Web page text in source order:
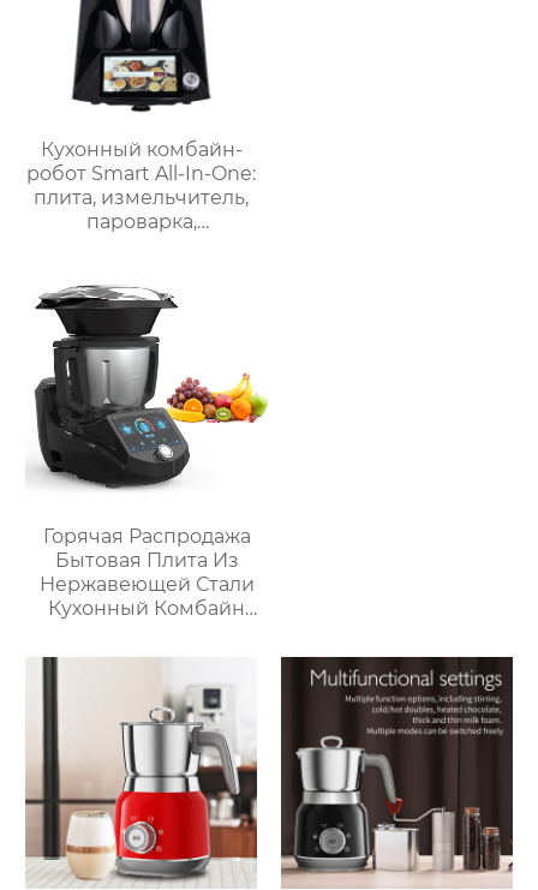
Кухонный комбайн-
робот Smart All-In-One:
плита, измельчитель,
пароварка,
замешивание,
взвешивание
Горячая Распродажа
Бытовая Плита Из
Нержавеющей Стали
Кухонный Комбайн
Кухонный Комбайн
Робот De Cocina